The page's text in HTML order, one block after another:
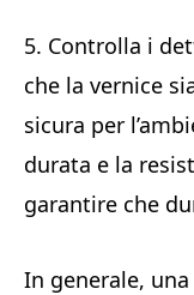
5. Controlla i
che la vernice
sicura per
durata e la
garantire che
In generale,